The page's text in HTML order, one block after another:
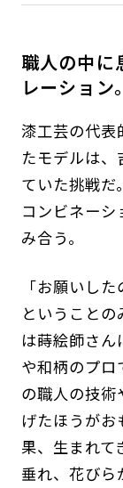
職人の中に
レーション。
漆工芸の代
たモデルは
ていた挑戦だ
コンビネー
み合う。
「お願いし
ということ
は蒔絵師さ
や和柄のプロ
の職人の技術
げたほうが
果、生まれて
垂れ、花びら